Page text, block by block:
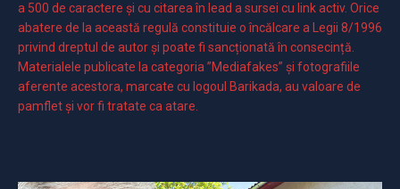
a 500 de caractere şi cu citarea în lead a sursei cu link activ. Orice
abatere de la această regulă constituie o încălcare a Legii 8/1996
privind dreptul de autor și poate fi sancționată în consecință.
Materialele publicate la categoria ”Mediafakes” și fotografiile
aferente acestora, marcate cu logoul Barikada, au valoare de
pamflet și vor fi tratate ca atare.